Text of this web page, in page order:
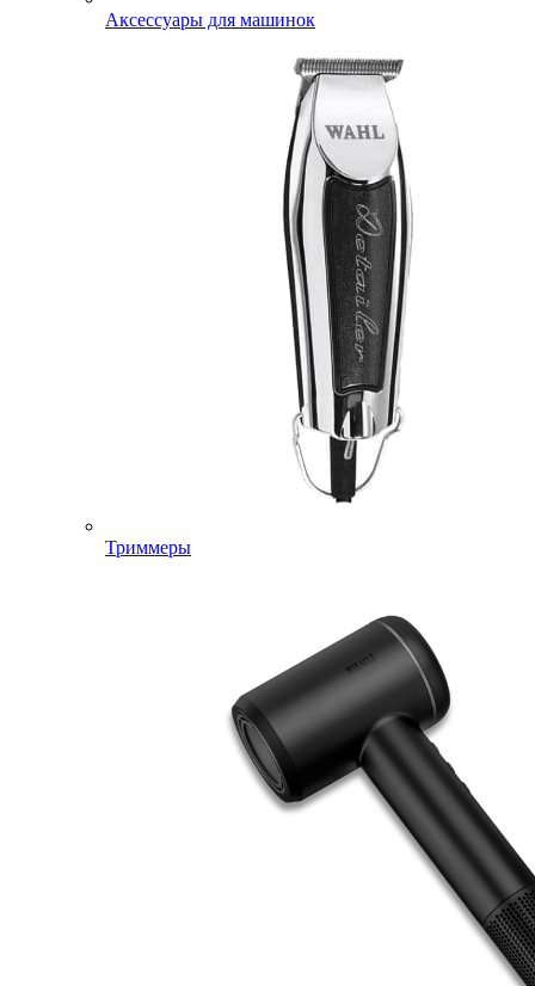
Аксессуары для машинок
Триммеры